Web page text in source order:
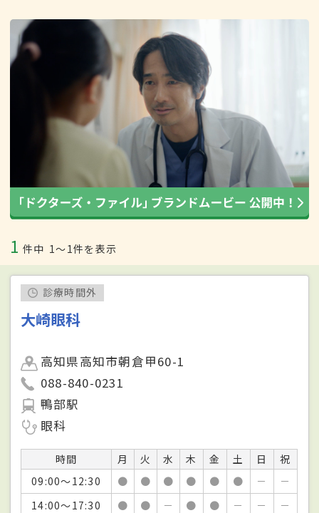
1 件中 1〜1件を表示
診療時間外
大崎眼科
高知県高知市朝倉甲60-1
088-840-0231
鴨部駅
眼科
時間 月 火 水 木 金 土 日
祝
09:00～12:30
● ● ● ● ● ● －
－
14:00～17:30
● ● － ● ● － － －